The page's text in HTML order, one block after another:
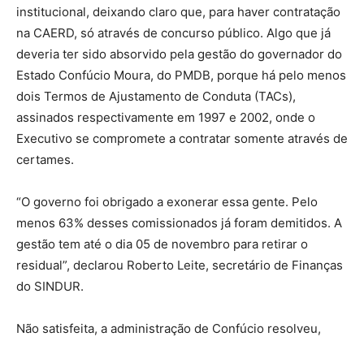
institucional, deixando claro que, para haver contratação
na CAERD, só através de concurso público. Algo que já
deveria ter sido absorvido pela gestão do governador do
Estado Confúcio Moura, do PMDB, porque há pelo menos
dois Termos de Ajustamento de Conduta (TACs),
assinados respectivamente em 1997 e 2002, onde o
Executivo se compromete a contratar somente através de
certames.
“O governo foi obrigado a exonerar essa gente. Pelo
menos 63% desses comissionados já foram demitidos. A
gestão tem até o dia 05 de novembro para retirar o
residual”, declarou Roberto Leite, secretário de Finanças
do SINDUR.
Não satisfeita, a administração de Confúcio resolveu,